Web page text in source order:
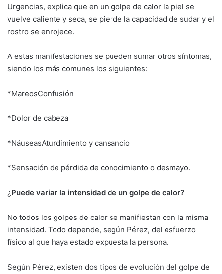
Urgencias, explica que en un golpe de calor la piel se
vuelve caliente y seca, se pierde la capacidad de sudar y el
rostro se enrojece.
A estas manifestaciones se pueden sumar otros síntomas,
siendo los más comunes los siguientes:
*MareosConfusión
*Dolor de cabeza
*NáuseasAturdimiento y cansancio
*Sensación de pérdida de conocimiento o desmayo.
¿ Puede variar la intensidad de un golpe de calor?
No todos los golpes de calor se manifiestan con la misma
intensidad. Todo depende, según Pérez, del esfuerzo
físico al que haya estado expuesta la persona.
Según Pérez, existen dos tipos de evolución del golpe de